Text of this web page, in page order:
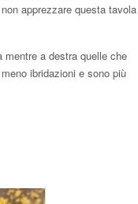
apprezzare questa tavola
a destra quelle che
ibridazioni e sono più